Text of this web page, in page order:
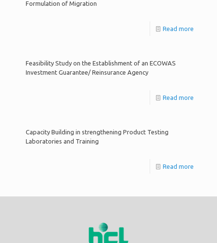
Formulation of Migration
Read more
Feasibility Study on the Establishment of an ECOWAS
Investment Guarantee/ Reinsurance Agency
Read more
Capacity Building in strengthening Product Testing
Laboratories and Training
Read more